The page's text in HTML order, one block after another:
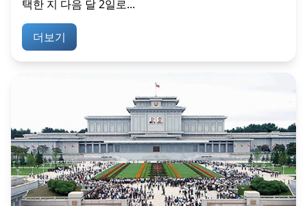
택한 지 다음 달 2일로...
더보기